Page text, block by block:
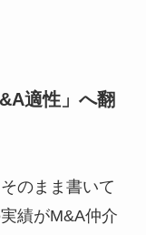
適性」へ翻
のまま書いて
績がM&A仲介